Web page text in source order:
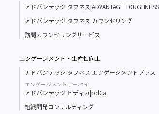
アドバンテッジ タフネス|ADVANTAGE TOUGHNESS
アドバンテッジ タフネス カウンセリング
訪問カウンセリングサービス
エンゲージメント・生産性向上
アドバンテッジ タフネス エンゲージメントプラス
エンゲージメントサーベイ
アドバンテッジ ピディカ|pdCa
組織開発コンサルティング